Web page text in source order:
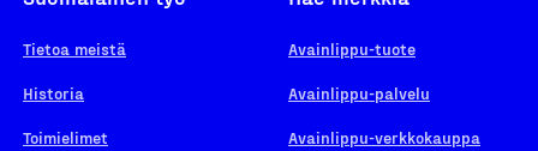
Tietoa meistä
Historia
Toimielimet
Avainlippu-tuote
Avainlippu-palvelu
Avainlippu-verkkokauppa